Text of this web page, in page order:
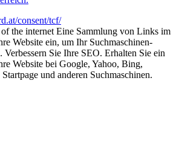
consent/tcf/
the internet Eine Sammlung von Links im
Website ein, um Ihr Suchmaschinen-
Verbessern Sie Ihre SEO. Erhalten Sie ein
Website bei Google, Yahoo, Bing,
und anderen Suchmaschinen.